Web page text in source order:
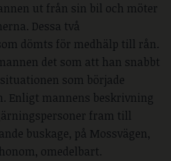
ut från sin bil och möter
Dessa två
dömts för medhälp till rån.
det som att han snabbt
som började
Enligt mannens beskrivning
fram till
buskage, på Mossvägen,
omedelbart.